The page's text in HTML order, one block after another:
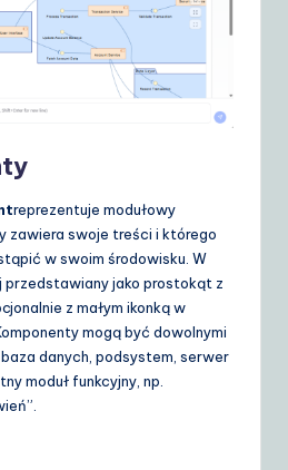
reprezentuje modułowy
zawiera swoje treści i którego
w swoim środowisku. W
przedstawiany jako prostokąt z
z małym ikonką w
mogą być dowolnymi
danych, podsystem, serwer
moduł funkcyjny, np.